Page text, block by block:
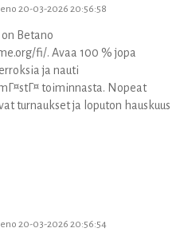
20-03-2026 20:56:58
Betano
fi/. Avaa 100 % jopa
ja nauti
toiminnasta. Nopeat
turnaukset ja loputon hauskuus
20-03-2026 20:56:54